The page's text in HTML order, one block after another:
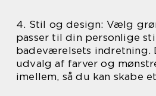
4. Stil og design: Vælg
passer til din personlige
badeværelsets indretning.
udvalg af farver og
imellem, så du kan skabe